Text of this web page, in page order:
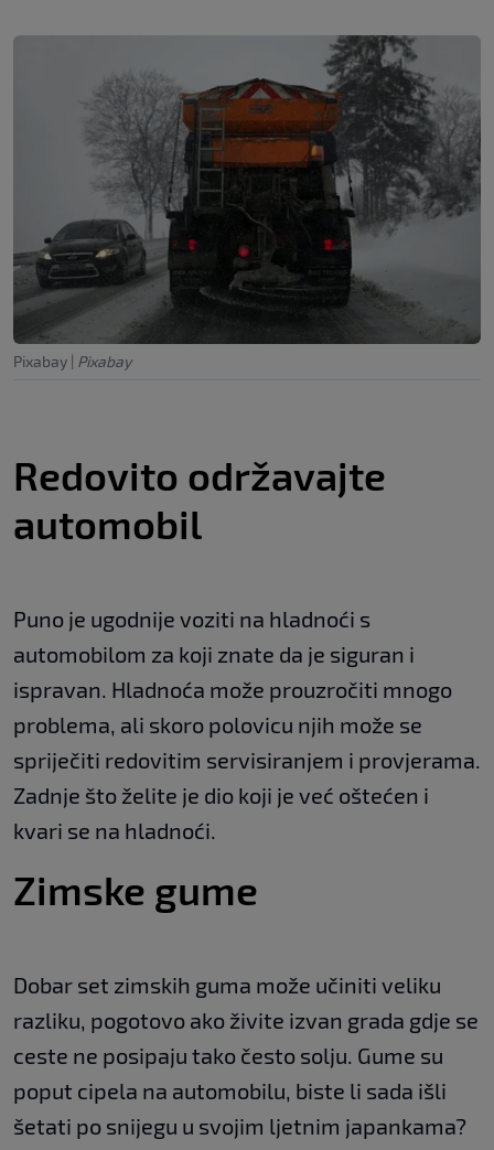
Pixabay | Pixabay
Redovito održavajte
automobil
Puno je ugodnije voziti na hladnoći s
automobilom za koji znate da je siguran i
ispravan. Hladnoća može prouzročiti mnogo
problema, ali skoro polovicu njih može se
spriječiti redovitim servisiranjem i provjerama.
Zadnje što želite je dio koji je već oštećen i
kvari se na hladnoći.
Zimske gume
Dobar set zimskih guma može učiniti veliku
razliku, pogotovo ako živite izvan grada gdje se
ceste ne posipaju tako često solju. Gume su
poput cipela na automobilu, biste li sada išli
šetati po snijegu u svojim ljetnim japankama?